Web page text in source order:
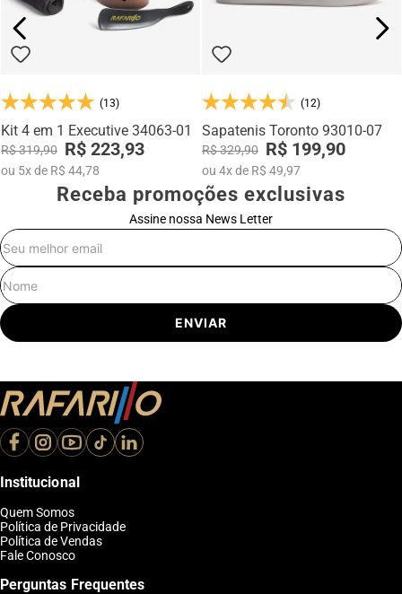
(13)
Kit 4 em 1 Executive 34063-01
R$ 319,90 R$ 223,93
ou 5xde R$ 44,78
(12)
Sapatenis Toronto 93010-07
R$ 329,90 R$ 199,90
ou 4xde R$ 49,97
Receba promoções exclusivas
Assine nossa News Letter
ENVIAR
Institucional
Quem Somos
Política de Privacidade
Política de Vendas
Fale Conosco
Perguntas Frequentes